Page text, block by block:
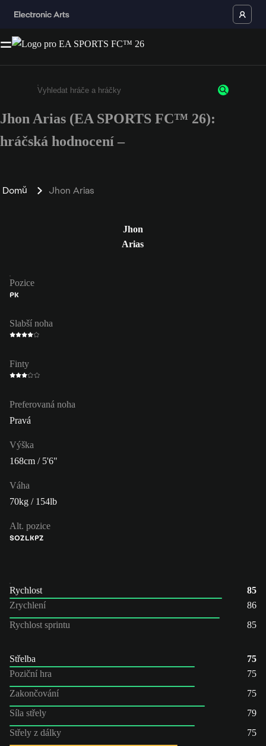
Enter a minimum of 3 characters or numbers
Jhon Arias (EA SPORTS FC™ 26):
hráčská hodnocení –
Domů Jhon Arias
Jhon
Arias
Pozice
PK
Slabší noha
Finty
Preferovaná noha
Pravá
Výška
168cm / 5'6"
Váha
70kg / 154lb
Alt. pozice
SOZLKPZ
Rychlost
85
Zrychlení
86
Rychlost sprintu
85
Střelba
75
Poziční hra
75
Zakončování
75
Síla střely
79
Střely z dálky
75